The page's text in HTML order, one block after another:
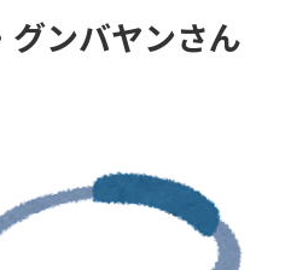
ンバヤンさん